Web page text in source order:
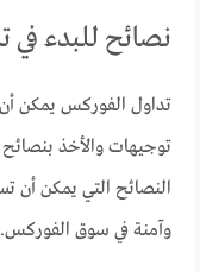
نصائح للبدء في
تداول الفوركس يمكن
توجيهات والأخذ
النصائح التي يمكن أن
وآمنة في سوق الفوركس.